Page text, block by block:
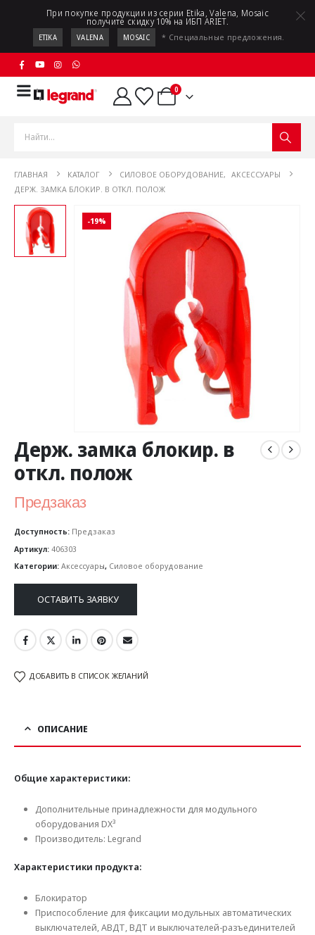
При покупке продукции из серии Etika, Valena, Mosaic
получите скидку 10% на ИБП ARIET.
ETIKA VALENA MOSAIC * Специальные предложения.
0
ГЛАВНАЯ КАТАЛОГ СИЛОВОЕ ОБОРУДОВАНИЕ, АКСЕССУАРЫ
ДЕРЖ. ЗАМКА БЛОКИР. В ОТКЛ. ПОЛОЖ
-19%
Держ. замка блокир. в
откл. полож
Предзаказ
Доступность: Предзаказ
Артикул: 406303
Категории: Аксессуары, Силовое оборудование
ОСТАВИТЬ ЗАЯВКУ
ДОБАВИТЬ В СПИСОК ЖЕЛАНИЙ
ОПИСАНИЕ
Общие характеристики:
Дополнительные принадлежности для модульного
оборудования DX³
Производитель: Legrand
Характеристики продукта:
Блокиратор
Приспособление для фиксации модульных автоматических
выключателей, АВДТ, ВДТ и выключателей-разъединителей